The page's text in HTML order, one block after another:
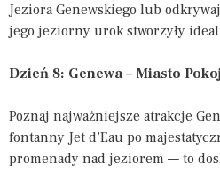
Jeziora Genewskiego lub
jego jeziorny urok stworzyły
Dzień 8: Genewa – Miasto
Poznaj najważniejsze atrakcje
fontanny Jet d’Eau po
promenady nad jeziorem — to